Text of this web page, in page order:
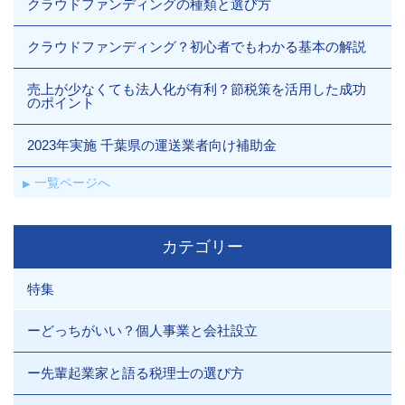
クラウドファンディングの種類と選び方
クラウドファンディング？初心者でもわかる基本の解説
売上が少なくても法人化が有利？節税策を活用した成功
のポイント
2023年実施 千葉県の運送業者向け補助金
一覧ページへ
カテゴリー
特集
ーどっちがいい？個人事業と会社設立
ー先輩起業家と語る税理士の選び方